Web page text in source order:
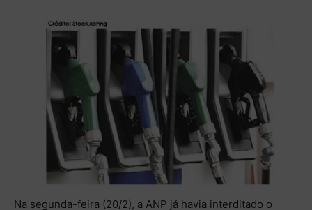
Na segunda-feira (20/2), a ANP já havia interditado o